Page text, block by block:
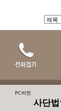
PC버전
사단